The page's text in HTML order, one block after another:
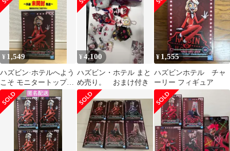
¥ 1,549
ハズビン·ホテルへよう
こそ モニタートップ
Charlie チャーリー
¥4,100
ハズビン・ホテル まと
め売り。 おまけ付き
¥ 1,555
ハズビンホテル チャ
ーリー フィギュア